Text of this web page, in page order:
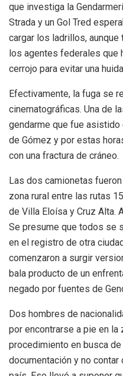
que investiga la
Strada y un Gol Tred
cargar los ladrillos,
los agentes federales que
cerrojo para evitar una
Efectivamente, la fuga se
cinematográficas. Una de
gendarme que fue asistido
de Gómez y por estas
con una fractura de cráneo.
Las dos camionetas
zona rural entre las rutas
de Villa Eloísa y Cruz Alta.
Se presume que todos se
en el registro de otra
comenzaron a surgir
bala producto de un
negado por fuentes de
Dos hombres de
por encontrarse a pie en
procedimiento en busca
documentación y no